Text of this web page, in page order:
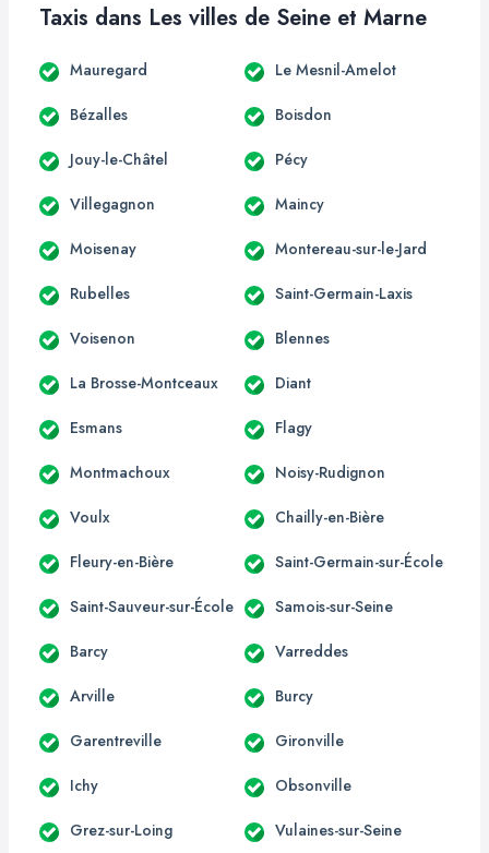
Taxis dans Les villes de Seine et Marne
Mauregard Le Mesnil-Amelot
Bézalles Boisdon
Jouy-le-Châtel Pécy
Villegagnon Maincy
Moisenay Montereau-sur-le-Jard
Rubelles Saint-Germain-Laxis
Voisenon Blennes
La Brosse-Montceaux Diant
Esmans Flagy
Montmachoux Noisy-Rudignon
Voulx Chailly-en-Bière
Fleury-en-Bière Saint-Germain-sur-École
Saint-Sauveur-sur-École Samois-sur-Seine
Barcy Varreddes
Arville Burcy
Garentreville Gironville
Ichy Obsonville
Grez-sur-Loing Vulaines-sur-Seine